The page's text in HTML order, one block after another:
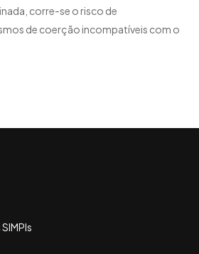
corre-se o risco de
de coerção incompatíveis com o